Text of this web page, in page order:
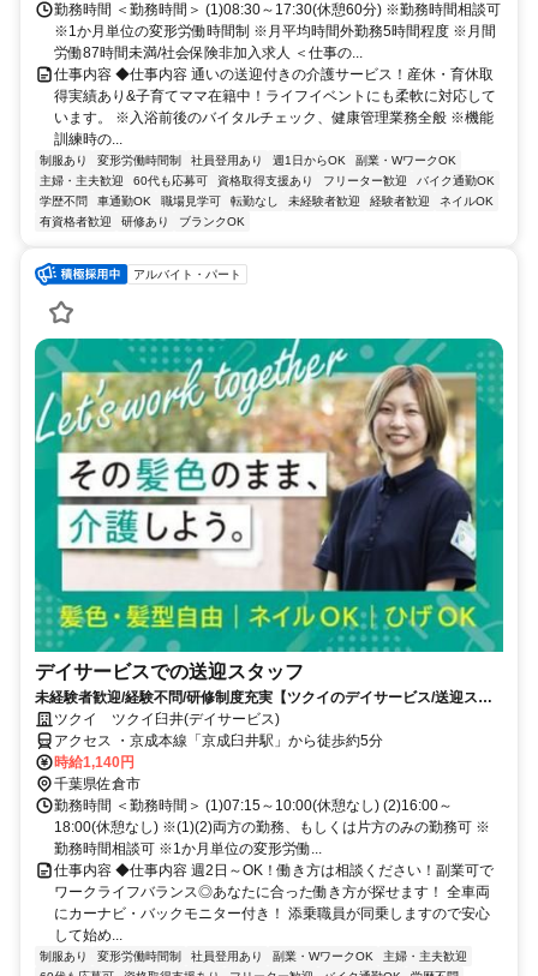
勤務時間 ＜勤務時間＞ (1)08:30～17:30(休憩60分) ※勤務時間相談可
※1か月単位の変形労働時間制 ※月平均時間外勤務5時間程度 ※月間
労働87時間未満/社会保険非加入求人 ＜仕事の...
仕事内容 ◆仕事内容 通いの送迎付きの介護サービス！産休・育休取
得実績あり&子育てママ在籍中！ライフイベントにも柔軟に対応して
います。 ※入浴前後のバイタルチェック、健康管理業務全般 ※機能
訓練時の...
制服あり 変形労働時間制 社員登用あり 週1日からOK
副業・WワークOK
主婦・主夫歓迎
60代も応募可 資格取得支援あり フリーター歓迎
バイク通勤OK
学歴不問
車通勤OK 職場見学可 転勤なし 未経験者歓迎 経験者歓迎
ネイルOK
有資格者歓迎
研修あり ブランクOK
アルバイト・パート
デイサービスでの送迎スタッフ
未経験者歓迎/経験不問/研修制度充実【ツクイのデイサービス/送迎スタ
ッフ求人】
ツクイ ツクイ臼井(デイサービス)
アクセス ・京成本線「京成臼井駅」から徒歩約5分
時給1,140円
千葉県佐倉市
勤務時間 ＜勤務時間＞ (1)07:15～10:00(休憩なし) (2)16:00～
18:00(休憩なし) ※(1)(2)両方の勤務、もしくは片方のみの勤務可 ※
勤務時間相談可 ※1か月単位の変形労働...
仕事内容 ◆仕事内容 週2日～OK！働き方は相談ください！副業可で
ワークライフバランス◎あなたに合った働き方が探せます！ 全車両
にカーナビ・バックモニター付き！ 添乗職員が同乗しますので安心
して始め...
制服あり 変形労働時間制 社員登用あり 副業・WワークOK
主婦・主夫歓迎